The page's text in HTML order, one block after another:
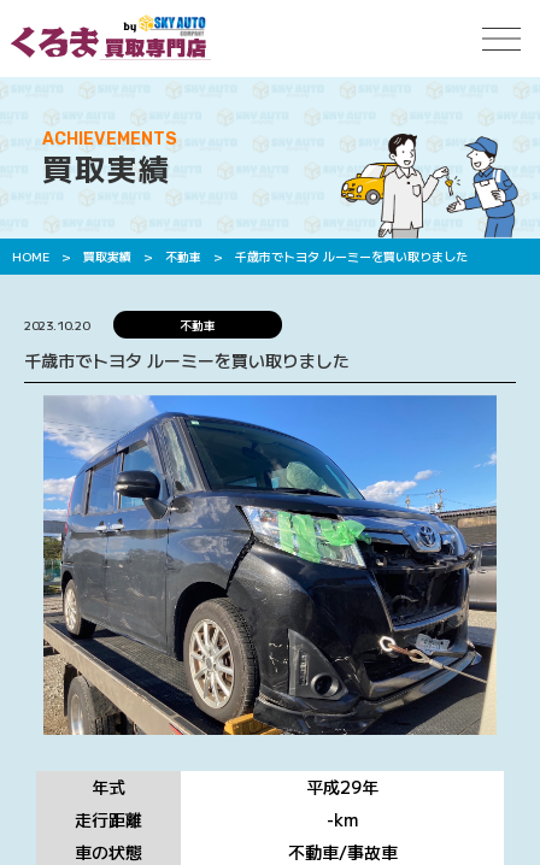
ACHIEVEMENTS
買取実績
HOME > 買取実績 > 不動車 > 千歳市でトヨタ ルーミーを買い取りました
2023.10.20 不動車
千歳市でトヨタ ルーミーを買い取りました
年式 平成29年
走行距離
-km
車の状態
不動車/事故車